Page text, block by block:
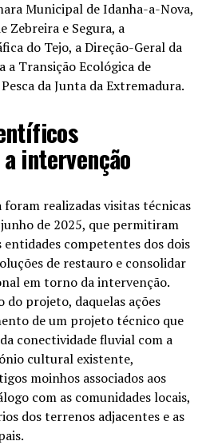
Municipal de Idanha-a-Nova,
Zebreira e Segura, a
do Tejo, a Direção-Geral da
a Transição Ecológica de
da Junta da Extremadura.
intervenção
realizadas visitas técnicas
de 2025, que permitiram
competentes dos dois
de restauro e consolidar
em torno da intervenção.
do projeto, daquelas ações
de um projeto técnico que
conectividade fluvial com a
cultural existente,
moinhos associados aos
com as comunidades locais,
dos terrenos adjacentes e as